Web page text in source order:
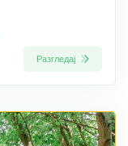
Разгледај